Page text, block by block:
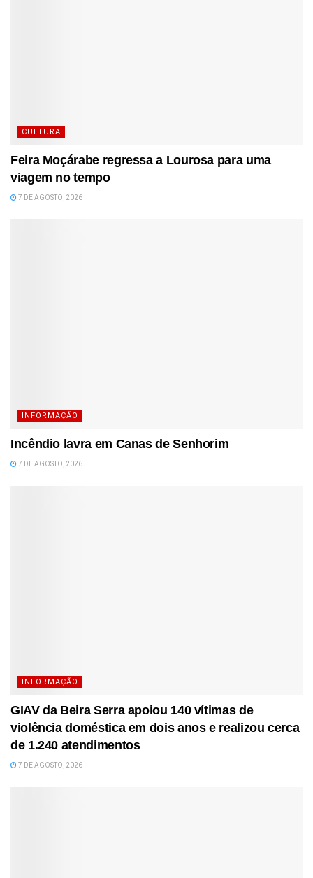
CULTURA
Feira Moçárabe regressa a Lourosa para uma
viagem no tempo
7 DE AGOSTO, 2026
INFORMAÇÃO
Incêndio lavra em Canas de Senhorim
7 DE AGOSTO, 2026
INFORMAÇÃO
GIAV da Beira Serra apoiou 140 vítimas de
violência doméstica em dois anos e realizou cerca
de 1.240 atendimentos
7 DE AGOSTO, 2026